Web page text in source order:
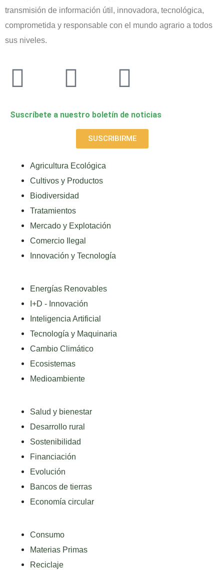
transmisión de información útil, innovadora, tecnológica,
comprometida y responsable con el mundo agrario a todos
sus niveles.
Suscríbete a nuestro boletín de noticias
SUSCRIBIRME
Agricultura Ecológica
Cultivos y Productos
Biodiversidad
Tratamientos
Mercado y Explotación
Comercio Ilegal
Innovación y Tecnología
Energías Renovables
I+D - Innovación
Inteligencia Artificial
Tecnología y Maquinaria
Cambio Climático
Ecosistemas
Medioambiente
Salud y bienestar
Desarrollo rural
Sostenibilidad
Financiación
Evolución
Bancos de tierras
Economía circular
Consumo
Materias Primas
Reciclaje